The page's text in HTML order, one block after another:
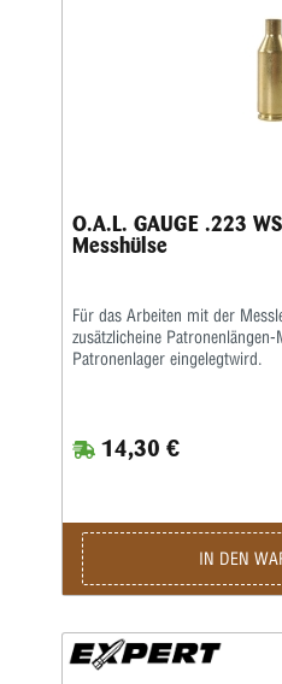
O.A.L. GAUGE .223
Messhülse
Für das Arbeiten mit der
zusätzlicheine
Patronenlager eingelegtwird.
14,30 €
IN DEN